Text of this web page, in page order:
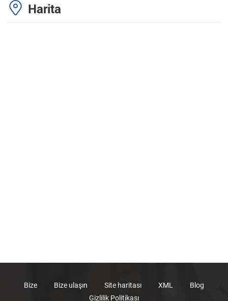
Harita
Bize Bize ulaşın Site haritası XML
Blog
Gizlilik Politikası